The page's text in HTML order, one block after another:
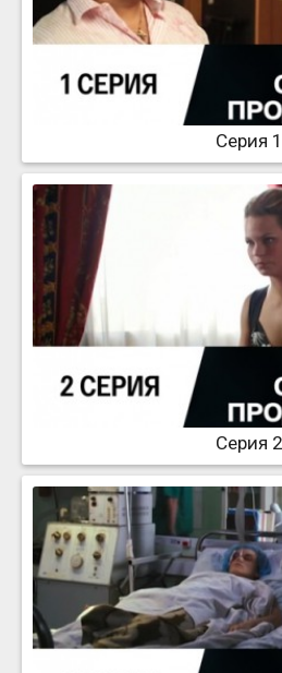
Серия 1
Серия 2